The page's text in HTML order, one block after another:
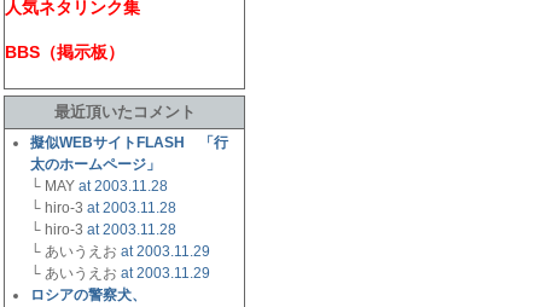
人気ネタリンク集
BBS（掲示板）
最近頂いたコメント
擬似WEBサイトFLASH 「行
太のホームページ」
└ MAY at 2003.11.28
└ hiro-3 at 2003.11.28
└ hiro-3 at 2003.11.28
└ あいうえお at 2003.11.29
└ あいうえお at 2003.11.29
ロシアの警察犬、